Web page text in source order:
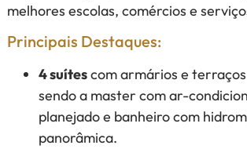
melhores escolas, comércios e
Principais Destaques:
4 suítescom armários e
sendo a master com ar-
planejado e banheiro com
panorâmica.